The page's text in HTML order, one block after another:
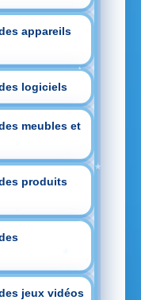
appareils
logiciels
meubles et
produits
jeux vidéos